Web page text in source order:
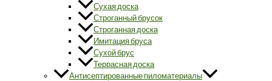
Сухая доска
Строганный брусок
Строганная доска
Имитация бруса
Сухой брус
Террасная доска
Антисептированные пиломатериалы